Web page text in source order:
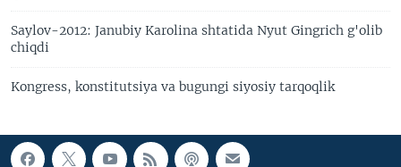
Saylov-2012: Janubiy Karolina shtatida Nyut Gingrich g'olib
chiqdi
Kongress, konstitutsiya va bugungi siyosiy tarqoqlik